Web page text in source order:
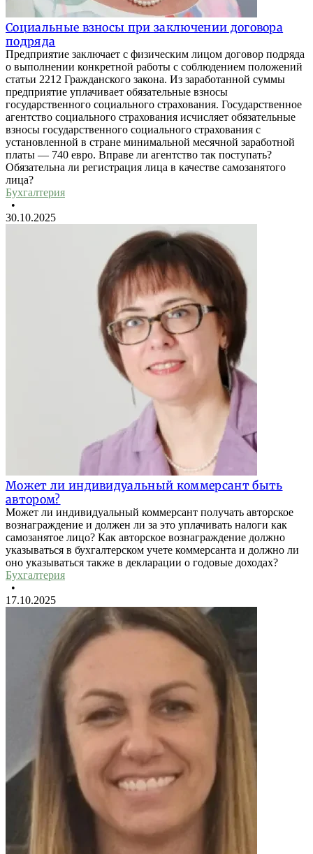
Социальные взносы при заключении договора
подряда
Предприятие заключает с физическим лицом договор подряда
о выполнении конкретной работы с соблюдением положений
статьи 2212 Гражданского закона. Из заработанной суммы
предприятие уплачивает обязательные взносы
государственного социального страхования. Государственное
агентство социального страхования исчисляет обязательные
взносы государственного социального страхования с
установленной в стране минимальной месячной заработной
платы — 740 евро. Вправе ли агентство так поступать?
Обязательна ли регистрация лица в качестве самозанятого
лица?
Бухгалтерия
•
30.10.2025
Может ли индивидуальный коммерсант быть
автором?
Может ли индивидуальный коммерсант получать авторское
вознаграждение и должен ли за это уплачивать налоги как
самозанятое лицо? Как авторское вознаграждение должно
указываться в бухгалтерском учете коммерсанта и должно ли
оно указываться также в декларации о годовые доходах?
Бухгалтерия
•
17.10.2025